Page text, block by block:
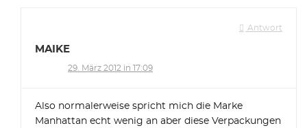
Antwort
MAIKE
29. März 2012 in 17:09
Also normalerweise spricht mich die Marke
Manhattan echt wenig an aber diese Verpackungen